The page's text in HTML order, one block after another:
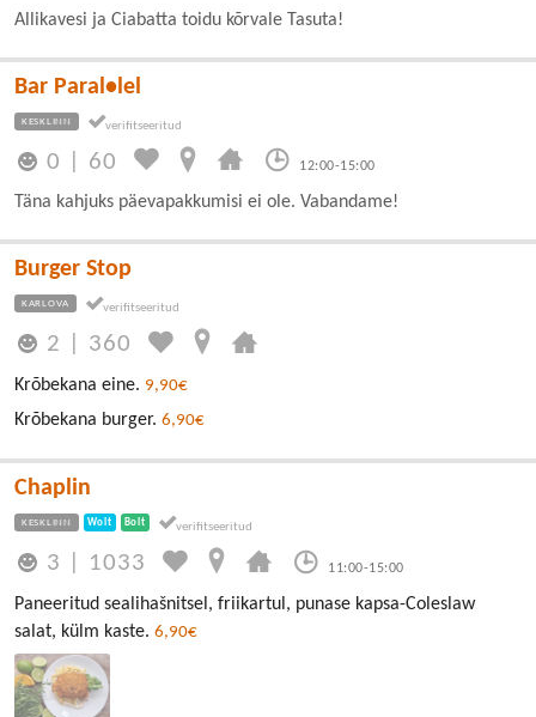
Allikavesi ja Ciabatta toidu kõrvale Tasuta!
Bar Paral•lel
KESKLINN
0 60 12:00-15:00
Täna kahjuks päevapakkumisi ei ole. Vabandame!
Burger Stop
KARLOVA
2 360
Krõbekana eine. 9,90€
Krõbekana burger. 6,90€
Chaplin
KESKLINN Wolt Bolt
3 1033 11:00-15:00
Paneeritud sealihašnitsel, friikartul, punase kapsa-Coleslaw
salat, külm kaste. 6,90€